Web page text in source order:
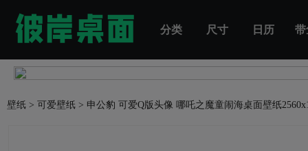
分类 尺寸 日历 带
壁纸 > 可爱壁纸 > 申公豹 可爱Q版头像 哪吒之魔童闹海桌面壁纸